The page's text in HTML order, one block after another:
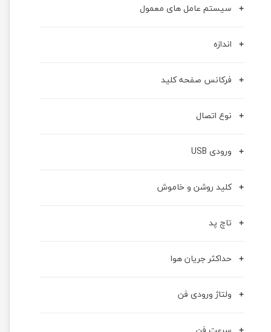
سیستم عامل های معمول
اندازه
فرکانس صفحه کلید
نوع اتصال
ورودی USB
کلید روشن و خاموش
تاچ پد
حداکثر جریان هوا
ولتاژ ورودی فن